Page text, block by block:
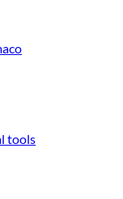
aquí para hacer
para ofrecerte en
en Sodimac
proyectos y
tenemos para
de comedor en
de renovación y
tools